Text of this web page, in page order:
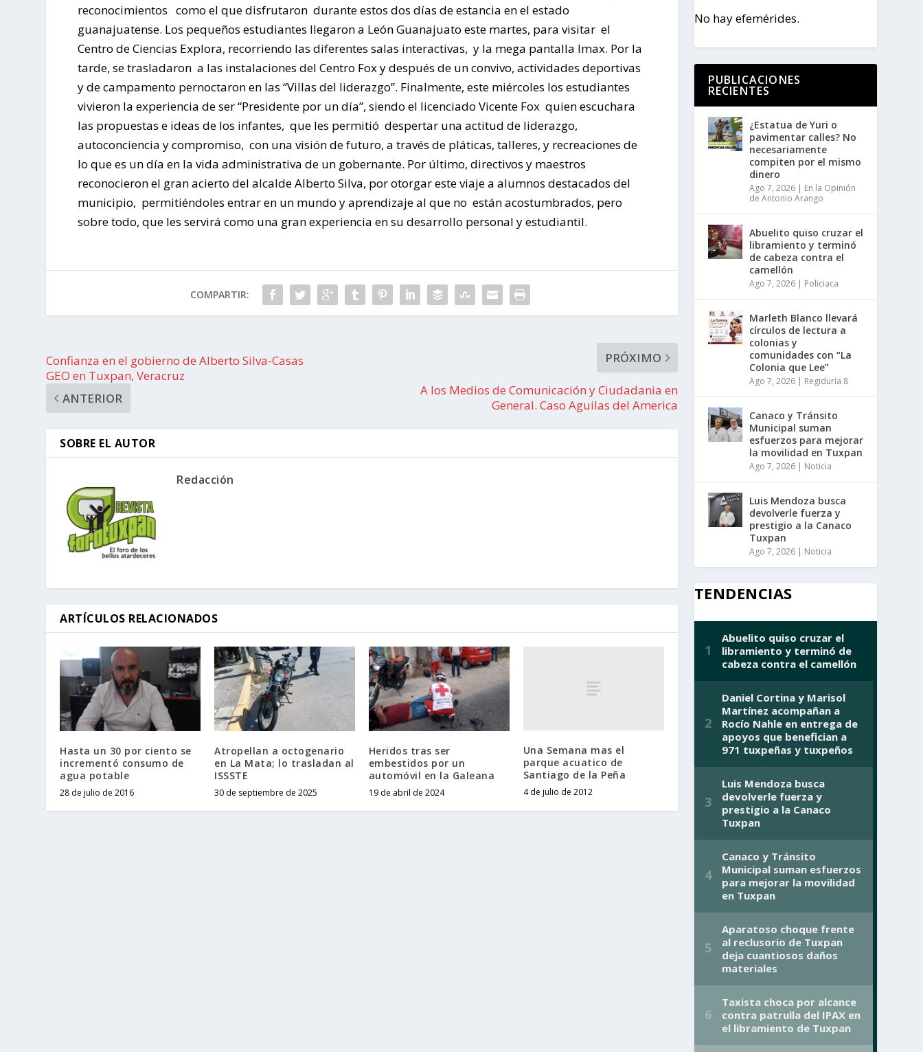
reconocimientos como el que disfrutaron durante estos dos días de estancia en el estado
guanajuatense. Los pequeños estudiantes llegaron a León Guanajuato este martes, para visitar el
Centro de Ciencias Explora, recorriendo las diferentes salas interactivas, y la mega pantalla Imax. Por la
tarde, se trasladaron a las instalaciones del Centro Fox y después de un convivo, actividades deportivas
y de campamento pernoctaron en las “Villas del liderazgo”. Finalmente, este miércoles los estudiantes
vivieron la experiencia de ser “Presidente por un día”, siendo el licenciado Vicente Fox quien escuchara
las propuestas e ideas de los infantes, que les permitió despertar una actitud de liderazgo,
autoconciencia y compromiso, con una visión de futuro, a través de pláticas, talleres, y recreaciones de
lo que es un día en la vida administrativa de un gobernante. Por último, directivos y maestros
reconocieron el gran acierto del alcalde Alberto Silva, por otorgar este viaje a alumnos destacados del
municipio, permitiéndoles entrar en un mundo y aprendizaje al que no están acostumbrados, pero
sobre todo, que les servirá como una gran experiencia en su desarrollo personal y estudiantil.
COMPARTIR:
Confianza en el gobierno de Alberto Silva-Casas
GEO en Tuxpan, Veracruz
ANTERIOR
PRÓXIMO
A los Medios de Comunicación y Ciudadania en
General. Caso Aguilas del America
SOBRE EL AUTOR
Redacción
ARTÍCULOS RELACIONADOS
Hasta un 30 por ciento se
incrementó consumo de
agua potable
28 de julio de 2016
Atropellan a octogenario
en La Mata; lo trasladan al
ISSSTE
30 de septiembre de 2025
Heridos tras ser
embestidos por un
automóvil en la Galeana
19 de abril de 2024
Una Semana mas el
parque acuatico de
Santiago de la Peña
4 de julio de 2012
No hay efemérides.
PUBLICACIONES
RECIENTES
¿Estatua de Yuri o
pavimentar calles? No
necesariamente
compiten por el mismo
dinero
Ago 7, 2026| En la Opinión
de Antonio Arango
Abuelito quiso cruzar el
libramiento y terminó
de cabeza contra el
camellón
Ago 7, 2026| Policiaca
Marleth Blanco llevará
círculos de lectura a
colonias y
comunidades con “La
Colonia que Lee”
Ago 7, 2026| Regiduría 8
Canaco y Tránsito
Municipal suman
esfuerzos para mejorar
la movilidad en Tuxpan
Ago 7, 2026| Noticia
Luis Mendoza busca
devolverle fuerza y
prestigio a la Canaco
Tuxpan
Ago 7, 2026| Noticia
TENDENCIAS